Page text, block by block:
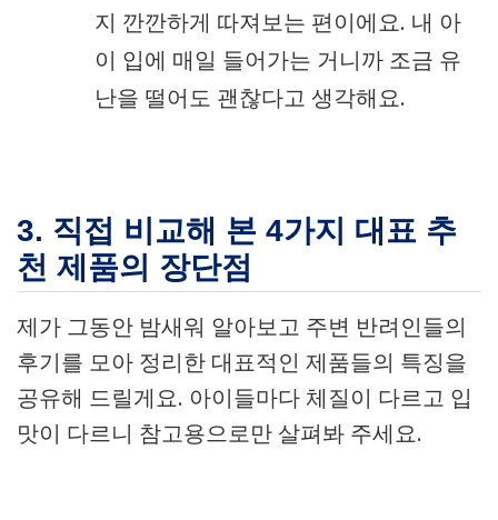
지 깐깐하게 따져보는 편이에요. 내 아
이 입에 매일 들어가는 거니까 조금 유
난을 떨어도 괜찮다고 생각해요.
3. 직접 비교해 본 4가지 대표 추
천 제품의 장단점
제가 그동안 밤새워 알아보고 주변 반려인들의
후기를 모아 정리한 대표적인 제품들의 특징을
공유해 드릴게요. 아이들마다 체질이 다르고 입
맛이 다르니 참고용으로만 살펴봐 주세요.